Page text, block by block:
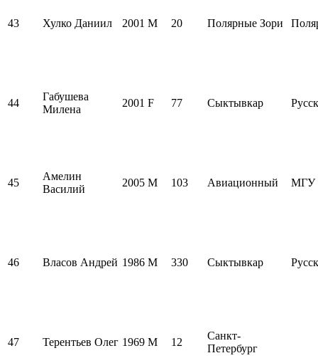
43 Хулко Даниил 2001 M 20 Полярные Зори
44
Габушева
Милена
2001 F 77 Сыктывкар
45
Амелин
Василий
2005 M 103 Авиационный МГУ
46 Власов Андрей 1986 M 330 Сыктывкар
47 Терентьев Олег 1969 M 12
Санкт-
Петербург